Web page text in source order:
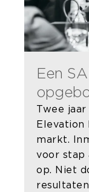
Een
Twee
Elevation
markt.
voor stap
op. Niet